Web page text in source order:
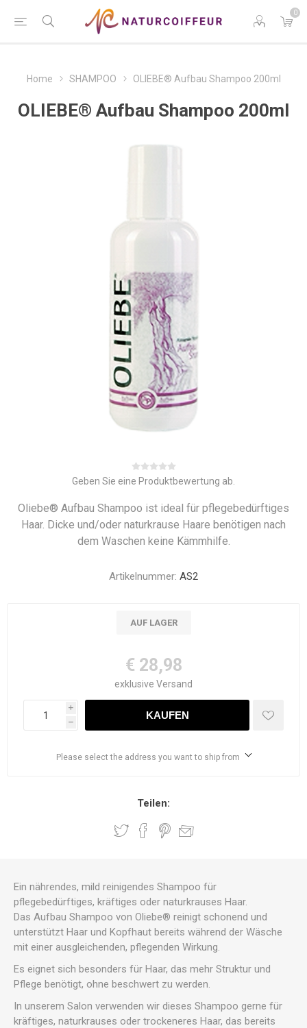
0
Home SHAMPOO OLIEBE® Aufbau Shampoo 200ml
OLIEBE® Aufbau Shampoo 200ml
Geben Sie eine Produktbewertung ab.
Oliebe® Aufbau Shampoo ist ideal für pflegebedürftiges
Haar. Dicke und/oder naturkrause Haare benötigen nach
dem Waschen keine Kämmhilfe.
Artikelnummer: AS2
AUF LAGER
€ 28,98
exklusive Versand
i
h
Please select the address you want to ship from
Teilen:
Ein nährendes, mild reinigendes Shampoo für
pflegebedürftiges, kräftiges oder naturkrauses Haar.
Das Aufbau Shampoo von Oliebe® reinigt schonend und
unterstützt Haar und Kopfhaut bereits während der Wäsche
mit einer ausgleichenden, pflegenden Wirkung.
Es eignet sich besonders für Haar, das mehr Struktur und
Pflege benötigt, ohne beschwert zu werden.
In unserem Salon verwenden wir dieses Shampoo gerne für
kräftiges, naturkrauses oder trockeneres Haar, das bereits